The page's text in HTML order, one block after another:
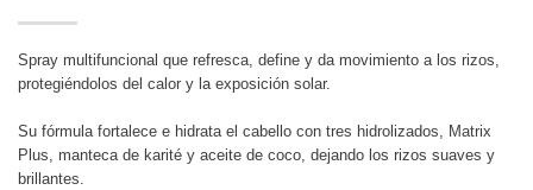
Spray multifuncional que refresca, define y da movimiento a los rizos,
protegiéndolos del calor y la exposición solar.
Su fórmula fortalece e hidrata el cabello con tres hidrolizados, Matrix
Plus, manteca de karité y aceite de coco, dejando los rizos suaves y
brillantes.